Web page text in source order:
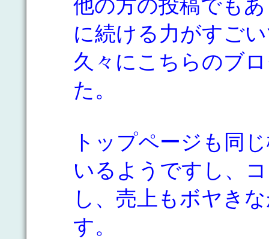
他の方の投稿でも
に続ける力がすご
久々にこちらのブ
た。
トップページも同
いるようですし、
し、売上もボヤき
す。